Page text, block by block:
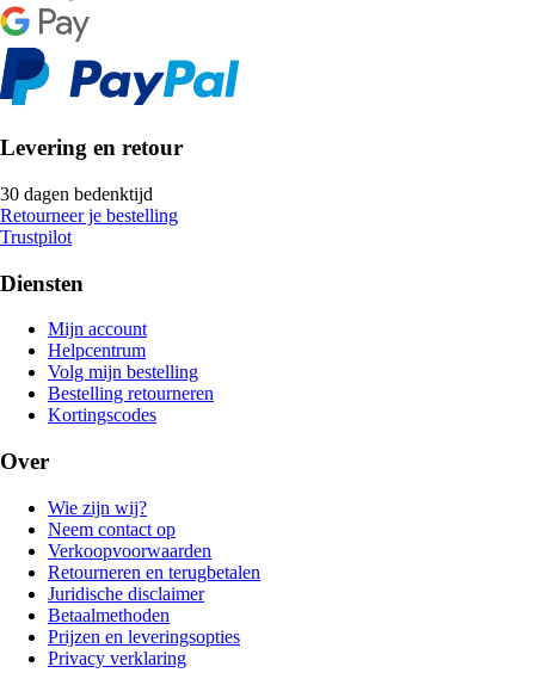
Levering en retour
30 dagen bedenktijd
Retourneer je bestelling
Trustpilot
Diensten
Mijn account
Helpcentrum
Volg mijn bestelling
Bestelling retourneren
Kortingscodes
Over
Wie zijn wij?
Neem contact op
Verkoopvoorwaarden
Retourneren en terugbetalen
Juridische disclaimer
Betaalmethoden
Prijzen en leveringsopties
Privacy verklaring